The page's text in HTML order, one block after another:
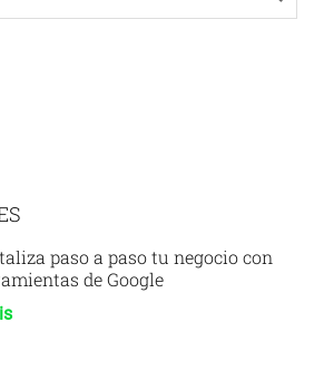
paso a paso tu negocio con
de Google